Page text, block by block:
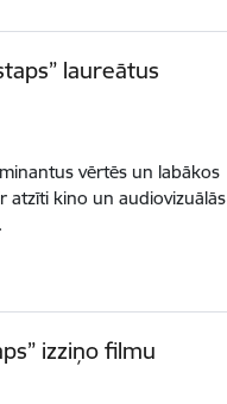
laureātus
vērtēs un labākos
atzīti kino un audiovizuālās
izziņo filmu